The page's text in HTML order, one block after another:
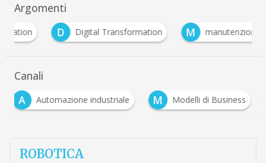
Argomenti
D
Digital Transformation M manutenzione predittiva
Canali
A
Automazione industriale M Modelli di Business
ROBOTICA